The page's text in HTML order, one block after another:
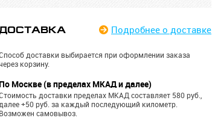
Подробнее о доставке
доставки выбирается при оформлении заказа
корзину.
Москве (в пределах МКАД и далее)
доставки пределах МКАД составляет 580 руб.,
далее +50 руб. за каждый последующий километр.
Возможен самовывоз.